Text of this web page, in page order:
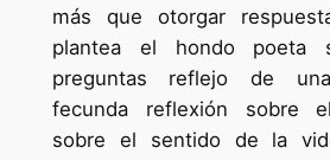
más que otorgar
plantea el hondo poeta
preguntas reflejo de
fecunda reflexión sobre
sobre el sentido de la